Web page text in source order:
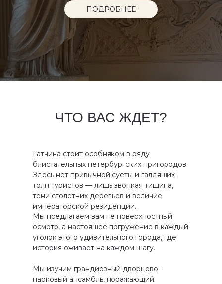
ПОДРОБНЕЕ
Гатчина стоит особняком в ряду
блистательных петербургских пригородов.
Здесь нет привычной суеты и галдящих
толп туристов — лишь звонкая тишина,
тени столетних деревьев и величие
императорской резиденции.
Мы предлагаем вам не поверхностный
осмотр, а настоящее погружение в каждый
уголок этого удивительного города, где
история оживает на каждом шагу.
Мы изучим грандиозный дворцово-
парковый ансамбль, поражающий
ЧТО ВАС ЖДЕТ?